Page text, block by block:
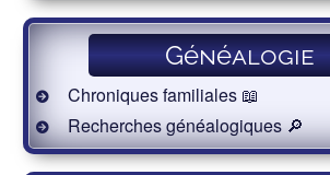
Généalogie
Chroniques familiales 📖
Recherches généalogiques 🔎